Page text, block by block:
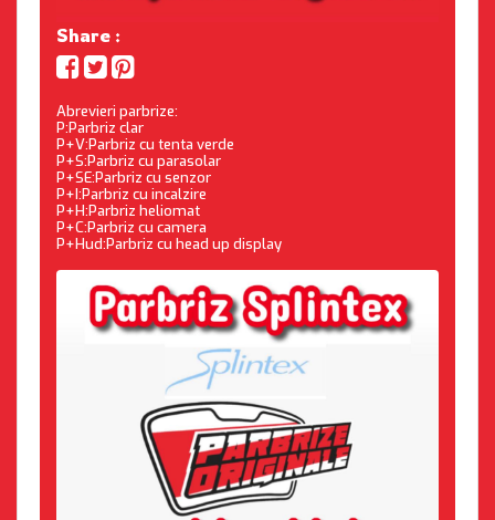
Share :
Abrevieri parbrize:
P:Parbriz clar
P+V:Parbriz cu tenta verde
P+S:Parbriz cu parasolar
P+SE:Parbriz cu senzor
P+I:Parbriz cu incalzire
P+H:Parbriz heliomat
P+C:Parbriz cu camera
P+Hud:Parbriz cu head up display